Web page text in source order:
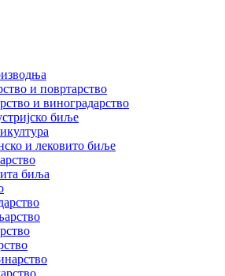
и повртарство
и виноградарство
биље
и лековито биље
биља